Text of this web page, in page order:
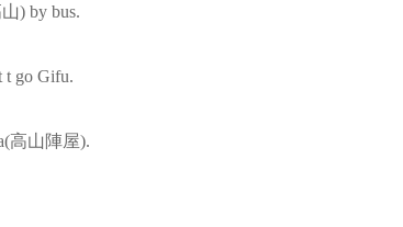
) by bus.
t go Gifu.
高山陣屋).